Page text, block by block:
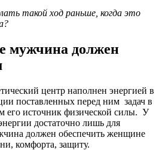
такой ход раньше, когда это
мужчина должен
центр наполнен энергией в
поставленных перед ним задач в
его источник физической силы. У
достаточно лишь для
должен обеспечить женщине
комфорта, защиту.